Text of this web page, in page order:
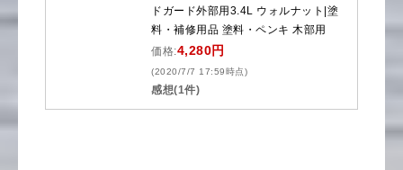
ドガード外部用3.4L ウォルナット|塗
料・補修用品 塗料・ペンキ 木部用
価格:4,280円
(2020/7/7 17:59時点)
感想(1件)